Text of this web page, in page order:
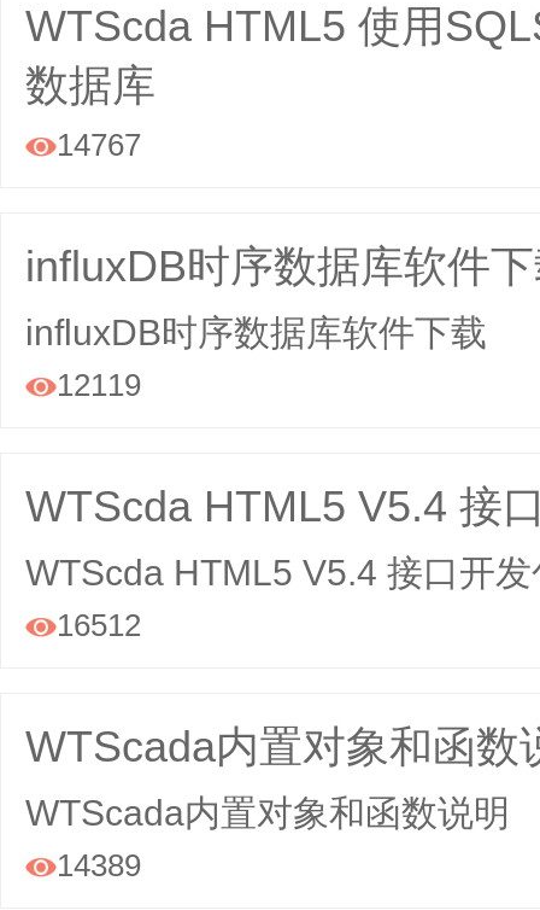
WTScda HTML5 使用
数据库
14767
influxDB时序数据库软件
influxDB时序数据库软件下载
12119
WTScda HTML5 V5.4 接
WTScda HTML5 V5.4 接口开发
16512
WTScada内置对象和函数
WTScada内置对象和函数说明
14389